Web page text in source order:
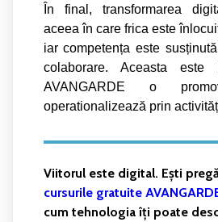
În final, transformarea
aceea în care frica este
iar competența este susținută
colaborare. Aceasta
AVANGARDE o
operationalizează prin activităț
Viitorul este digital. Ești
cursurile gratuite
cum tehnologia îți poate